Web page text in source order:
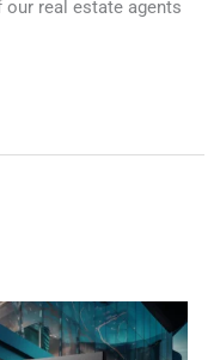
real estate agents